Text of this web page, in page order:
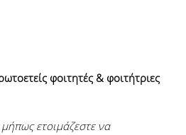
φοιτητές & φοιτήτριες
μήπως ετοιμάζεστε να